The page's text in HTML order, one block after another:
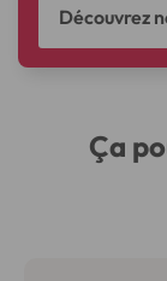
Découvrez
Ça